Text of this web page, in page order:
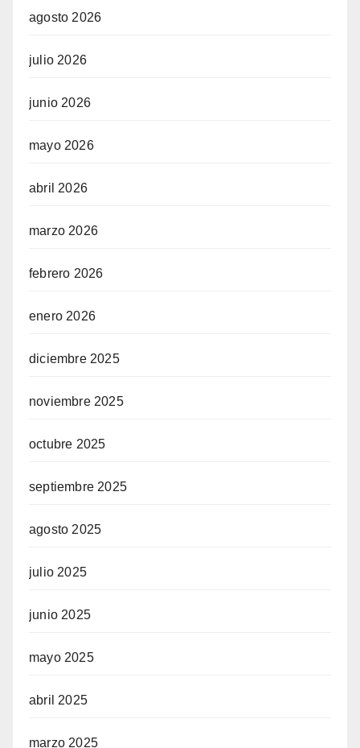
agosto 2026
julio 2026
junio 2026
mayo 2026
abril 2026
marzo 2026
febrero 2026
enero 2026
diciembre 2025
noviembre 2025
octubre 2025
septiembre 2025
agosto 2025
julio 2025
junio 2025
mayo 2025
abril 2025
marzo 2025